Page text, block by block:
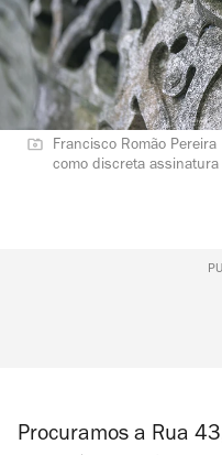
Francisco Romão
como discreta
Procuramos a Rua